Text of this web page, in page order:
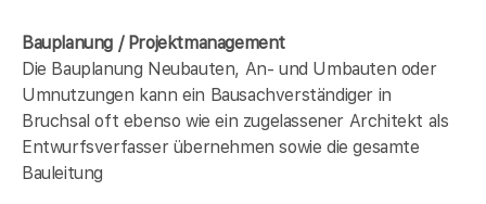
Bauplanung / Projektmanagement
Die Bauplanung Neubauten, An- und Umbauten oder
Umnutzungen kann ein Bausachverständiger in
Bruchsal oft ebenso wie ein zugelassener Architekt als
Entwurfsverfasser übernehmen sowie die gesamte
Bauleitung